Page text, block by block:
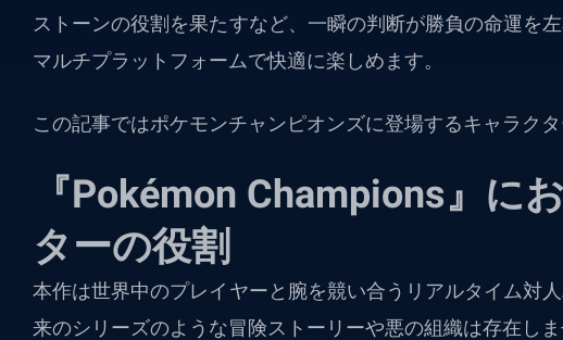
ストーンの役割を果たすなど、一瞬の判断が勝負の命運を
マルチプラットフォームで快適に楽しめます。
この記事ではポケモンチャンピオンズに登場するキャラクタ
『Pokémon Champions』に
ターの役割
本作は世界中のプレイヤーと腕を競い合うリアルタイム対
来のシリーズのような冒険ストーリーや悪の組織は存在しま